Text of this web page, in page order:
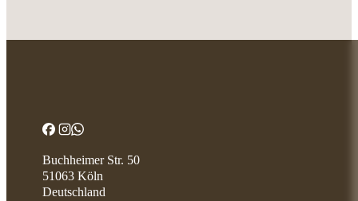
Buchheimer Str. 50
51063 Köln
Deutschland